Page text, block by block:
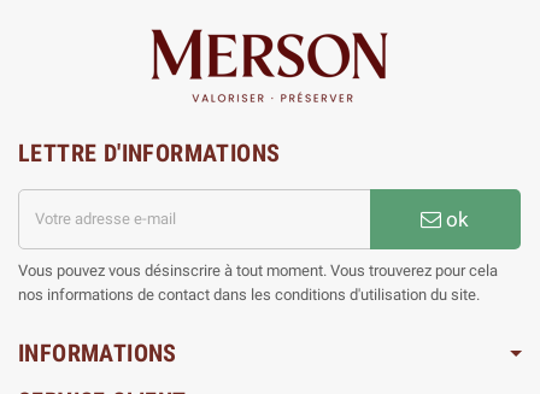
LETTRE D'INFORMATIONS
ok
Vous pouvez vous désinscrire à tout moment. Vous trouverez pour cela
nos informations de contact dans les conditions d'utilisation du site.
INFORMATIONS